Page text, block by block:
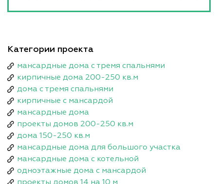
Категории проекта
мансардные дома с тремя спальнями
кирпичные дома 200-250 кв.м
дома с тремя спальнями
кирпичные с мансардой
мансардные дома
проекты домов 200-250 кв.м
дома 150-250 кв.м
мансардные дома для большого участка
мансардные дома с котельной
одноэтажные дома с мансардой
проекты домов 14 на 10 м